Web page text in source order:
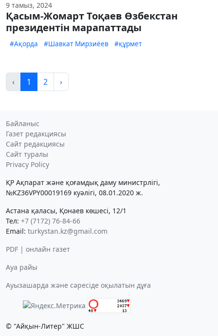
9 тамыз, 2024
Қасым-Жомарт Тоқаев Өзбекстан
президентін марапаттады
#Ақорда #Шавкат Мирзиёев #құрмет
‹ 1 2 ›
Байланыс
Газет редакциясы
Сайт редакциясы
Сайт туралы
Privacy Policy
ҚР Ақпарат және қоғамдық даму министрлігі,
№KZ36VPY00019169 куәлігі, 08.01.2020 ж.
Астана қаласы, Қонаев көшесі, 12/1
Тел: +7 (7172) 76-84-66
Email: turkystan.kz@gmail.com
PDF | онлайн газет
Ауа райы
Ауызашарда және сәресіде оқылатын дұға
© "Айқын-Литер" ЖШС